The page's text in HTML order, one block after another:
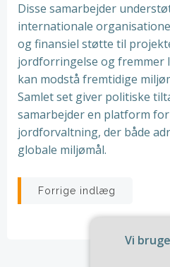
Disse samarbejder
internationale
og finansiel støtte til
jordforringelse og fremmer
kan modstå fremtidige
Samlet set giver politiske
samarbejder en platform
jordforvaltning, der både
globale miljømål.
Forrige indlæg
Vi